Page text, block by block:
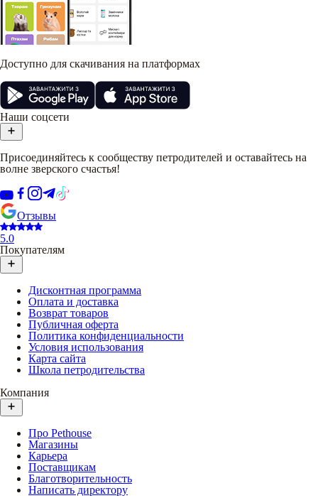
Доступно для скачивания на платформах
Наши соцсети
Присоединяйтесь к сообществу петродителей и оставайтесь на
волне зверского счастья!
Отзывы
5.0
Покупателям
Дисконтная программа
Оплата и доставка
Возврат товаров
Публичная оферта
Политика конфиденциальности
Условия использования
Карта сайта
Школа петродительства
Компания
Про Pethouse
Магазины
Карьера
Поставщикам
Благотворительность
Написать директору